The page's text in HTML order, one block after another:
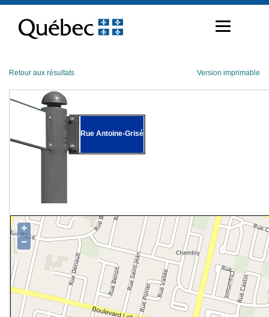
contenu
Retour aux résultats Version imprimable
Rue Antoine-Grisé
+
−